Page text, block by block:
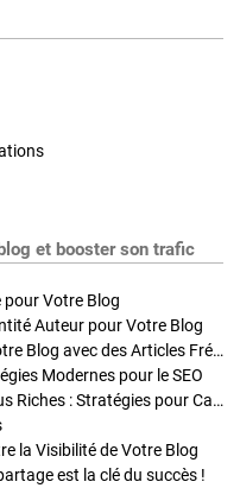
et booster son trafic
pour Votre Blog
Auteur pour Votre Blog
Stratégies de Publication : Boostez Votre Blog avec des Articles Fréquents et Exclusifs
Modernes pour le SEO
Enrichir Vos Articles avec des Contenus Riches : Stratégies pour Captiver et Optimiser
la Visibilité de Votre Blog
est la clé du succès !